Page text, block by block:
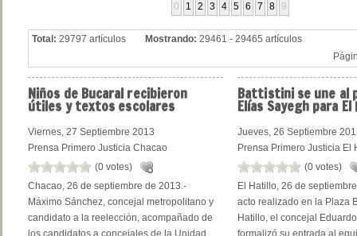
0 1 2 3 4 5 6 7 8 9
Total: 29797 artículos Mostrando: 29461 - 29465 artículos
Niños de Bucaral recibieron
útiles y textos escolares
Viernes, 27 Septiembre 2013
Prensa Primero Justicia Chacao
(0 votes)
Chacao, 26 de septiembre de 2013.-
Máximo Sánchez, concejal metropolitano y
candidato a la reelección, acompañado de
Battistinise une al
Elías Sayegh para
Jueves, 26 Septiembre
Prensa Primero Justicia El
(0 votes)
El Hatillo, 26 de
acto realizado en la Plaza
Hatillo, el concejal